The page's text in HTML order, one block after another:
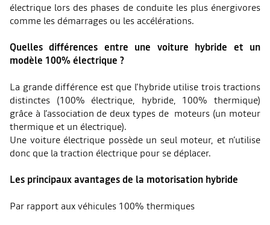
électrique lors des phases de conduite les plus énergivores
comme les démarrages ou les accélérations.
Quelles différences entre une voiture hybride et un
modèle 100% électrique ?
La grande différence est que l’hybride utilise trois tractions
distinctes (100% électrique, hybride, 100% thermique)
grâce à l’association de deux types de moteurs (un moteur
thermique et un électrique).
Une voiture électrique possède un seul moteur, et n’utilise
donc que la traction électrique pour se déplacer.
Les principaux avantages de la motorisation hybride
Par rapport aux véhicules 100% thermiques